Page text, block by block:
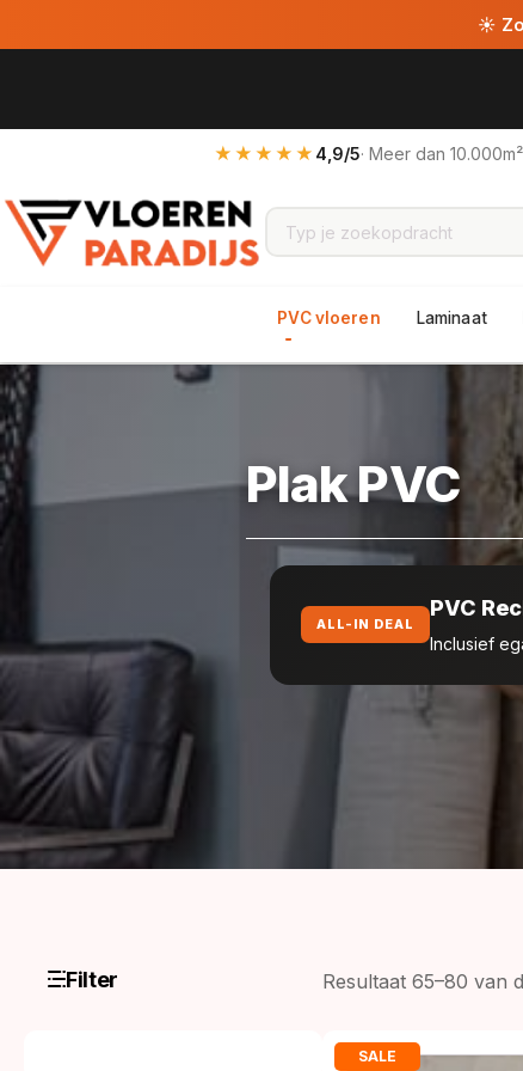
☀
★★★★★ 4,9/5· Meer dan
PVC vloeren Laminaat
Plak PVC
ALL-IN DEAL
PVC
Inclusief
Filter Resultaat 65–80 van
SALE